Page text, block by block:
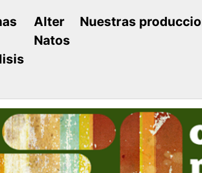
Alter
Natos
Nuestras